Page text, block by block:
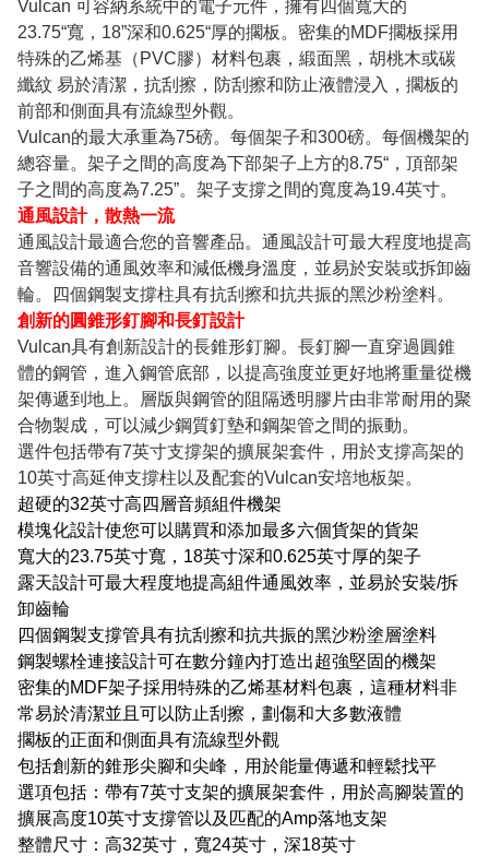
Vulcan 可容納系統中的電子元件，擁有四個寬大的
23.75“寬，18”深和0.625“厚的擱板。密集的MDF擱板採用
特殊的乙烯基（PVC膠）材料包裹，緞面黑，胡桃木或碳
纖紋 易於清潔，抗刮擦，防刮擦和防止液體浸入，擱板的
前部和側面具有流線型外觀。
Vulcan的最大承重為75磅。每個架子和300磅。每個機架的
總容量。架子之間的高度為下部架子上方的8.75“，頂部架
子之間的高度為7.25”。架子支撐之間的寬度為19.4英寸。
通風設計，散熱一流
通風設計最適合您的音響產品。通風設計可最大程度地提高
音響設備的通風效率和減低機身溫度，並易於安裝或拆卸齒
輪。四個鋼製支撐柱具有抗刮擦和抗共振的黑沙粉塗料。
創新的圓錐形釘腳和長釘設計
Vulcan具有創新設計的長錐形釘腳。長釘腳一直穿過圓錐
體的鋼管，進入鋼管底部，以提高強度並更好地將重量從機
架傳遞到地上。層版與鋼管的阻隔透明膠片由非常耐用的聚
合物製成，可以減少鋼質釘墊和鋼架管之間的振動。
選件包括帶有7英寸支撐架的擴展架套件，用於支撐高架的
10英寸高延伸支撐柱以及配套的Vulcan安培地板架。
超硬的32英寸高四層音頻組件機架
模塊化設計使您可以購買和添加最多六個貨架的貨架
寬大的23.75英寸寬，18英寸深和0.625英寸厚的架子
露天設計可最大程度地提高組件通風效率，並易於安裝/拆
卸齒輪
四個鋼製支撐管具有抗刮擦和抗共振的黑沙粉塗層塗料
鋼製螺栓連接設計可在數分鐘內打造出超強堅固的機架
密集的MDF架子採用特殊的乙烯基材料包裹，這種材料非
常易於清潔並且可以防止刮擦，劃傷和大多數液體
擱板的正面和側面具有流線型外觀
包括創新的錐形尖腳和尖峰，用於能量傳遞和輕鬆找平
選項包括：帶有7英寸支架的擴展架套件，用於高腳裝置的
擴展高度10英寸支撐管以及匹配的Amp落地支架
整體尺寸：高32英寸，寬24英寸，深18英寸